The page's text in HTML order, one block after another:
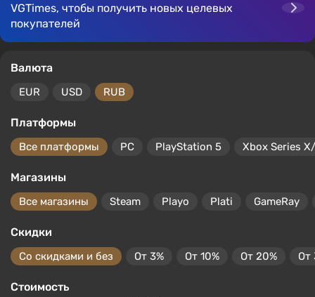
VGTimes, чтобы получить новых целевых
покупателей
Валюта
EUR USD RUB
Платформы
Все платформы PC PlayStation 5 Xbox Series
Магазины
Все магазины Steam Playo Plati GameRay
Скидки
Со скидками и без От 3% От 10% От 20% От
Стоимость